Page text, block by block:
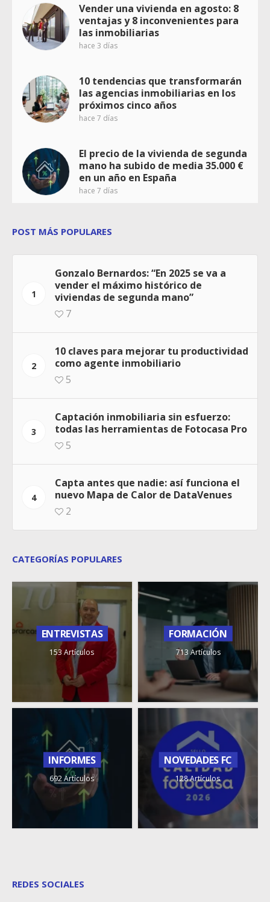
Vender una vivienda en agosto: 8
ventajas y 8 inconvenientes para
las inmobiliarias
hace 3 días
10 tendencias que transformarán
las agencias inmobiliarias en los
próximos cinco años
hace 7 días
El precio de la vivienda de segunda
mano ha subido de media 35.000 €
en un año en España
hace 7 días
POST MÁS POPULARES
1
Gonzalo Bernardos: “En 2025 se va a
vender el máximo histórico de
viviendas de segunda mano”
7
2
10 claves para mejorar tu productividad
como agente inmobiliario
5
3
Captación inmobiliaria sin esfuerzo:
todas las herramientas de Fotocasa Pro
5
4
Capta antes que nadie: así funciona el
nuevo Mapa de Calor de DataVenues
2
CATEGORÍAS POPULARES
ENTREVISTAS
153 Artículos
FORMACIÓN
713 Artículos
INFORMES
692 Artículos
NOVEDADES FC
128 Artículos
REDES SOCIALES